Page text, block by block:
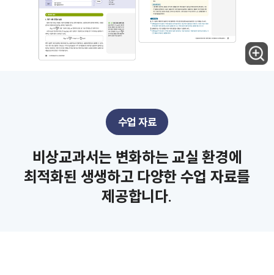
수업 자료
비상교과서는 변화하는 교실 환경에
최적화된 생생하고 다양한 수업 자료를
제공합니다.